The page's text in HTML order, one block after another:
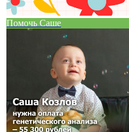
Помочь Саше